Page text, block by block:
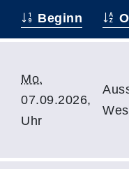
Beginn
Mo.
07.09.2026,
Uhr